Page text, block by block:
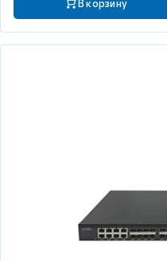
В корзину